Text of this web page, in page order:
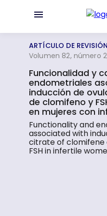
ARTÍCULO DE REVISIÓN
Volumen 82, número
Funcionalidad y
endometriales
inducción de
de clomifeno y
en mujeres con
Functionality and
associated with
citrate of
FSH in infertile